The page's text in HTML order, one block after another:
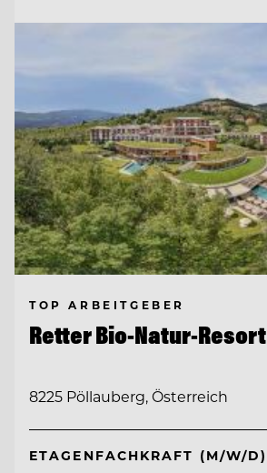
TOP ARBEITGEBER
Retter Bio-Natur-Resort
8225 Pöllauberg, Österreich
ETAGENFACHKRAFT (M/W/D)